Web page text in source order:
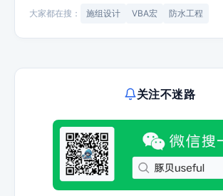
大家都在搜： 施组设计 VBA宏 防水工程
关注不迷路